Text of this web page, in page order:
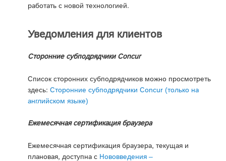
работать с новой технологией.
Уведомления для клиентов
Сторонние субподрядчики Concur
Список сторонних субподрядчиков можно просмотреть
здесь: Сторонние субподрядчики Concur (только на
английском языке)
Ежемесячная сертификация браузера
Ежемесячная сертификация браузера, текущая и
плановая, доступна с Нововведения –